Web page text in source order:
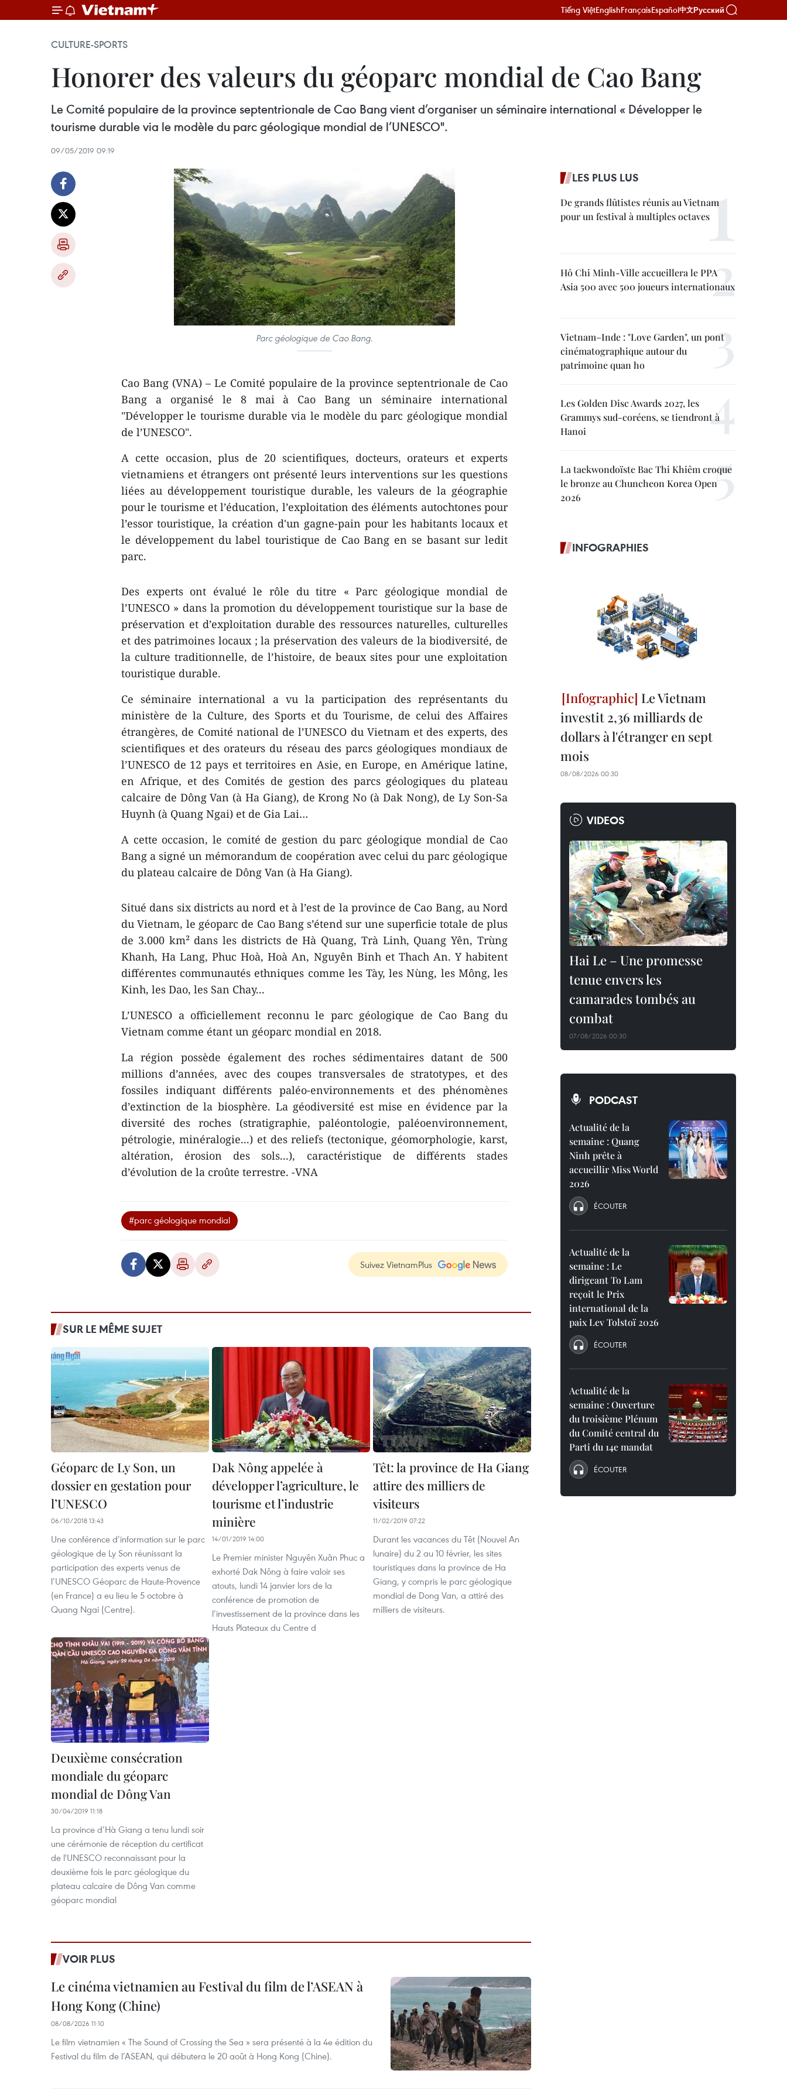
Tiếng ViệtEnglishFrançaisEspañol中文Русский
CULTURE-SPORTS
Honorer des valeurs du géoparc mondial de Cao Bang
Le Comité populaire de la province septentrionale de Cao Bang vient d’organiser un séminaire international « Développer le
tourisme durable via le modèle du parc géologique mondial de l’UNESCO".
09/05/2019 09:19
Parc géologique de Cao Bang.
Cao Bang (VNA) – Le Comité populaire de la province septentrionale de Cao
Bang a organisé le 8 mai à Cao Bang un séminaire international
"Développer le tourisme durable via le modèle du parc géologique mondial
de l’UNESCO".
A cette occasion, plus de 20 scientifiques, docteurs, orateurs et experts
vietnamiens et étrangers ont présenté leurs interventions sur les questions
liées au développement touristique durable, les valeurs de la géographie
pour le tourisme et l’éducation, l’exploitation des éléments autochtones pour
l’essor touristique, la création d'un gagne-pain pour les habitants locaux et
le développement du label touristique de Cao Bang en se basant sur ledit
parc.
Des experts ont évalué le rôle du titre « Parc géologique mondial de
l’UNESCO » dans la promotion du développement touristique sur la base de
préservation et d’exploitation durable des ressources naturelles, culturelles
et des patrimoines locaux ; la préservation des valeurs de la biodiversité, de
la culture traditionnelle, de l’histoire, de beaux sites pour une exploitation
touristique durable.
Ce séminaire international a vu la participation des représentants du
ministère de la Culture, des Sports et du Tourisme, de celui des Affaires
étrangères, de Comité national de l’UNESCO du Vietnam et des experts, des
scientifiques et des orateurs du réseau des parcs géologiques mondiaux de
l’UNESCO de 12 pays et territoires en Asie, en Europe, en Amérique latine,
en Afrique, et des Comités de gestion des parcs géologiques du plateau
calcaire de Dông Van (à Ha Giang), de Krong No (à Dak Nong), de Ly Son-Sa
Huynh (à Quang Ngai) et de Gia Lai…
A cette occasion, le comité de gestion du parc géologique mondial de Cao
Bang a signé un mémorandum de coopération avec celui du parc géologique
du plateau calcaire de Dông Van (à Ha Giang).
Situé dans six districts au nord et à l’est de la province de Cao Bang, au Nord
du Vietnam, le géoparc de Cao Bang s’étend sur une superficie totale de plus
de 3.000 km² dans les districts de Hà Quang, Trà Linh, Quang Yên, Trùng
Khanh, Ha Lang, Phuc Hoà, Hoà An, Nguyên Binh et Thach An. Y habitent
différentes communautés ethniques comme les Tày, les Nùng, les Mông, les
Kinh, les Dao, les San Chay...
L’UNESCO a officiellement reconnu le parc géologique de Cao Bang du
Vietnam comme étant un géoparc mondial en 2018.
La région possède également des roches sédimentaires datant de 500
millions d’années, avec des coupes transversales de stratotypes, et des
fossiles indiquant différents paléo-environnements et des phénomènes
d’extinction de la biosphère. La géodiversité est mise en évidence par la
diversité des roches (stratigraphie, paléontologie, paléoenvironnement,
pétrologie, minéralogie...) et des reliefs (tectonique, géomorphologie, karst,
altération, érosion des sols...), caractéristique de différents stades
d’évolution de la croûte terrestre. -VNA
#parc géologique mondial
Suivez VietnamPlus
SUR LE MÊME SUJET
Géoparc de Ly Son, un
dossier en gestation pour
l’UNESCO
06/10/2018 13:43
Une conférence d’information sur le parc
géologique de Ly Son réunissant la
participation des experts venus de
l’UNESCO Géoparc de Haute-Provence
(en France) a eu lieu le 5 octobre à
Quang Ngai (Centre).
Dak Nông appelée à
développer l’agriculture, le
tourisme et l’industrie
minière
14/01/2019 14:00
Le Premier minister Nguyên Xuân Phuc a
exhorté Dak Nông à faire valoir ses
atouts, lundi 14 janvier lors de la
conférence de promotion de
l’investissement de la province dans les
Hauts Plateaux du Centre d
Têt: la province de Ha Giang
attire des milliers de
visiteurs
11/02/2019 07:22
Durant les vacances du Têt (Nouvel An
lunaire) du 2 au 10 février, les sites
touristiques dans la province de Ha
Giang, y compris le parc géologique
mondial de Dong Van, a attiré des
milliers de visiteurs.
Deuxième consécration
mondiale du géoparc
mondial de Dông Van
30/04/2019 11:18
La province d’Hà Giang a tenu lundi soir
une cérémonie de réception du certificat
de l'UNESCO reconnaissant pour la
deuxième fois le parc géologique du
plateau calcaire de Dông Van comme
géoparc mondial
VOIR PLUS
Le cinéma vietnamien au Festival du film de l’ASEAN à
Hong Kong (Chine)
08/08/2026 11:10
Le film vietnamien « The Sound of Crossing the Sea » sera présenté à la 4e édition du
Festival du film de l’ASEAN, qui débutera le 20 août à Hong Kong (Chine).
LES PLUS LUS
De grands flûtistes réunis au Vietnam
pour un festival à multiples octaves
Hô Chi Minh-Ville accueillera le PPA
Asia 500 avec 500 joueurs internationaux
Vietnam–Inde : "Love Garden", un pont
cinématographique autour du
patrimoine quan ho
Les Golden Disc Awards 2027, les
Grammys sud-coréens, se tiendront à
Hanoi
La taekwondoïste Bac Thi Khiêm croque
le bronze au Chuncheon Korea Open
2026
INFOGRAPHIES
Le Vietnam
investit 2,36 milliards de
dollars à l'étranger en sept
mois
08/08/2026 00:30
VIDEOS
Hai Le – Une promesse
tenue envers les
camarades tombés au
combat
07/08/2026 00:30
PODCAST
Actualité de la
semaine : Quang
Ninh prête à
accueillir Miss World
2026
ÉCOUTER
Actualité de la
semaine : Le
dirigeant To Lam
reçoit le Prix
international de la
paix Lev Tolstoï 2026
ÉCOUTER
Actualité de la
semaine : Ouverture
du troisième Plénum
du Comité central du
Parti du 14e mandat
ÉCOUTER